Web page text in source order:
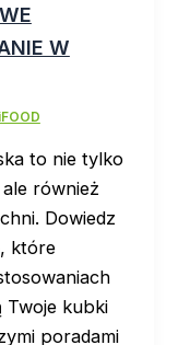
W
to nie tylko
również
Dowiedz
które
Twoje kubki
poradami